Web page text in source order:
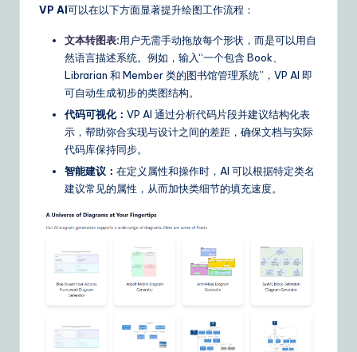
VP AI可以在以下方面显著提升绘图工作流程：
文本转图表:用户无需手动拖放每个形状，而是可以用自
然语言描述系统。例如，输入“一个包含 Book、
Librarian 和 Member 类的图书馆管理系统”，VP AI 即
可自动生成初步的类图结构。
代码可视化： VP AI 通过分析代码片段并建议结构化表
示，帮助弥合实现与设计之间的差距，确保文档与实际
代码库保持同步。
智能建议： 在定义属性和操作时，AI 可以根据特定类名
建议常见的属性，从而加快类细节的填充速度。